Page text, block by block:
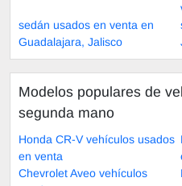
sedán usados en venta en
Guadalajara, Jalisco
Modelos populares de
segunda mano
Honda CR-V vehículos usados
en venta
Chevrolet Aveo vehículos